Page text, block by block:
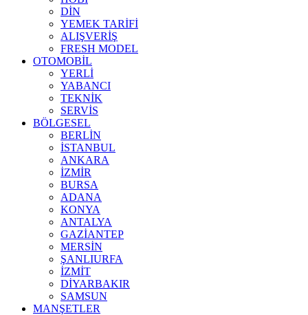
DİN
YEMEK TARİFİ
ALIŞVERİŞ
FRESH MODEL
OTOMOBİL
YERLİ
YABANCI
TEKNİK
SERVİS
BÖLGESEL
BERLİN
İSTANBUL
ANKARA
İZMİR
BURSA
ADANA
KONYA
ANTALYA
GAZİANTEP
MERSİN
ŞANLIURFA
İZMİT
DİYARBAKIR
SAMSUN
MANŞETLER